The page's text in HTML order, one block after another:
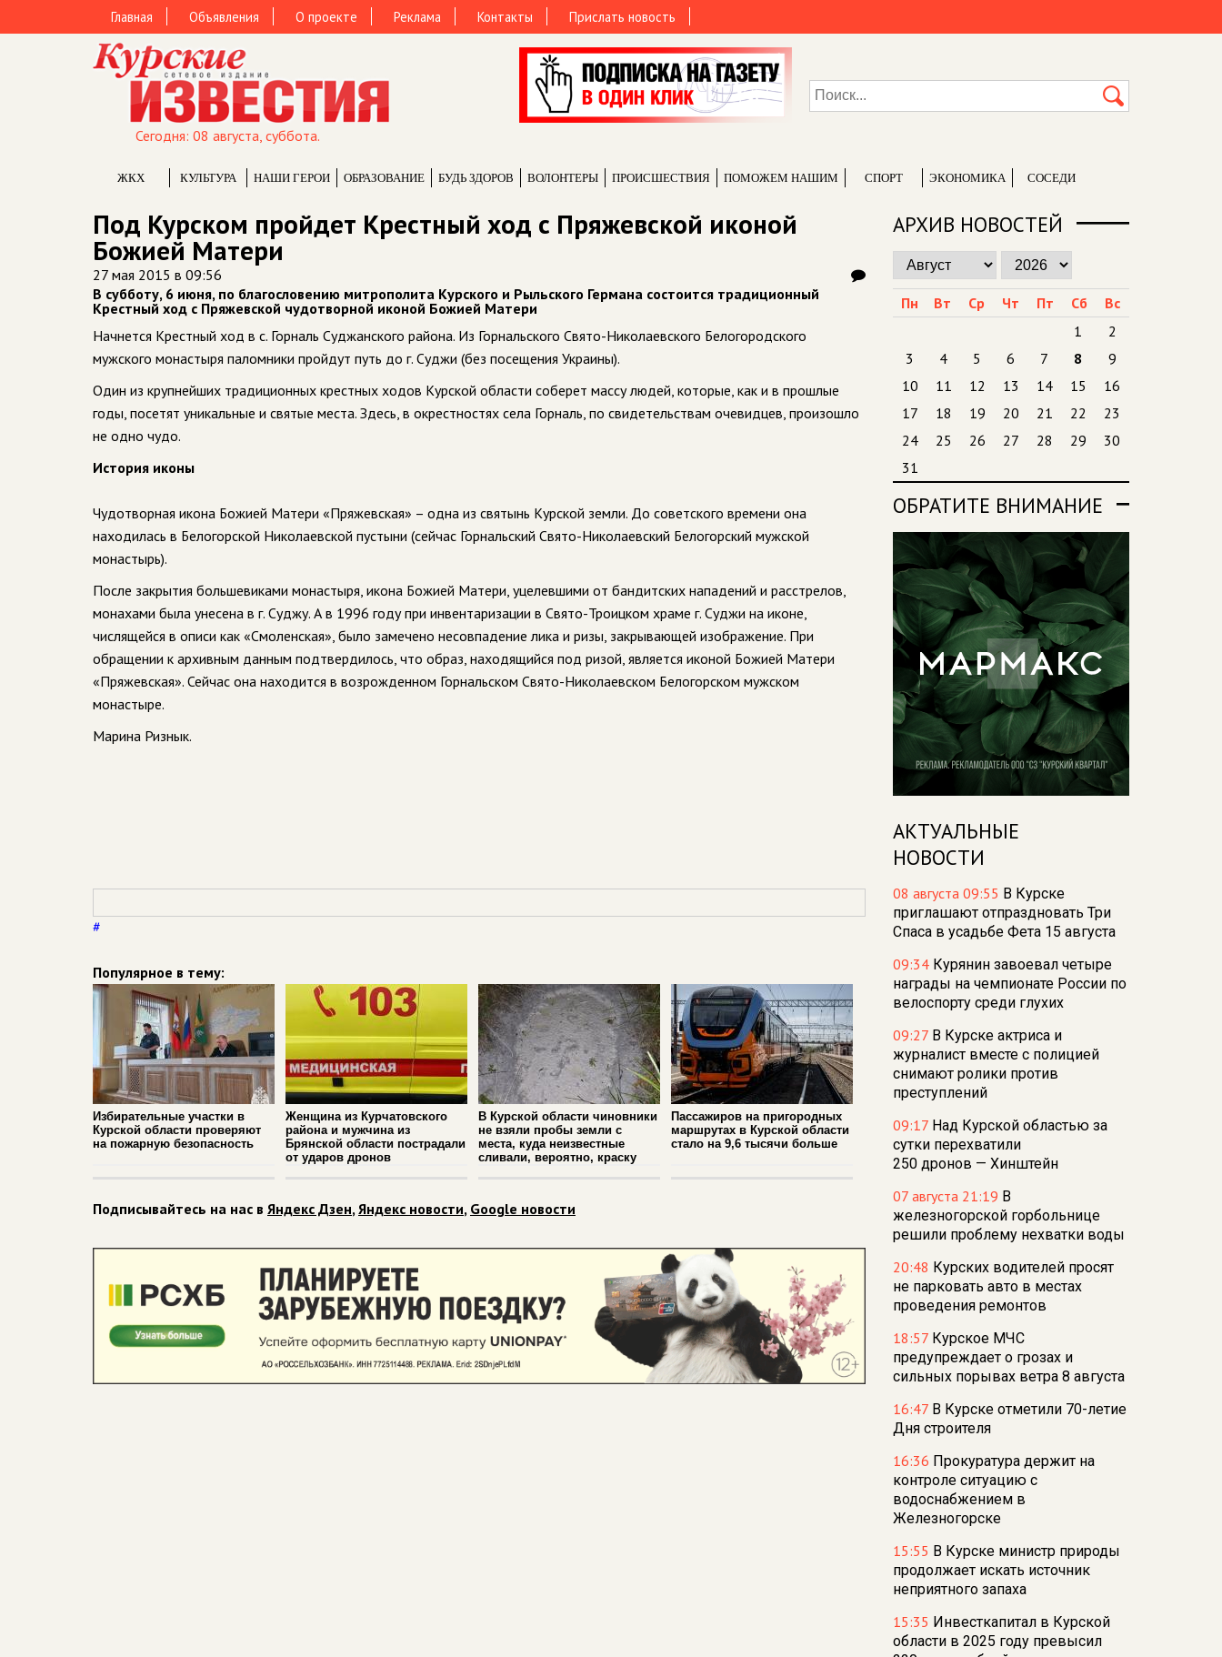
Главная Объявления О проекте Реклама Контакты Прислать новость
Сегодня: 08 августа, суббота.
ЖКХ КУЛЬТУРА НАШИ ГЕРОИ ОБРАЗОВАНИЕ БУДЬ ЗДОРОВ ВОЛОНТЕРЫ ПРОИCШЕСТВИЯ ПОМОЖЕМ НАШИМ СПОРТ ЭКОНОМИКА СОСЕДИ
Под Курском пройдет Крестный ход с Пряжевской иконой
Божией Матери
27 мая 2015 в 09:56
В субботу, 6 июня, по благословению митрополита Курского и Рыльского Германа состоится традиционный
Крестный ход с Пряжевской чудотворной иконой Божией Матери
Начнется Крестный ход в с. Горналь Суджанского района. Из Горнальского Свято-Николаевского Белогородского
мужского монастыря паломники пройдут путь до г. Суджи (без посещения Украины).
Один из крупнейших традиционных крестных ходов Курской области соберет массу людей, которые, как и в прошлые
годы, посетят уникальные и святые места. Здесь, в окрестностях села Горналь, по свидетельствам очевидцев, произошло
не одно чудо.
История иконы
Чудотворная икона Божией Матери «Пряжевская» – одна из святынь Курской земли. До советского времени она
находилась в Белогорской Николаевской пустыни (сейчас Горнальский Свято-Николаевский Белогорский мужской
монастырь).
После закрытия большевиками монастыря, икона Божией Матери, уцелевшими от бандитских нападений и расстрелов,
монахами была унесена в г. Суджу. А в 1996 году при инвентаризации в Свято-Троицком храме г. Суджи на иконе,
числящейся в описи как «Смоленская», было замечено несовпадение лика и ризы, закрывающей изображение. При
обращении к архивным данным подтвердилось, что образ, находящийся под ризой, является иконой Божией Матери
«Пряжевская». Сейчас она находится в возрожденном Горнальском Свято-Николаевском Белогорском мужском
монастыре.
Марина Ризнык.
#
Популярное в тему:
Избирательные участки в
Курской области проверяют
на пожарную безопасность
Женщина из Курчатовского
района и мужчина из
Брянской области пострадали
от ударов дронов
В Курской области чиновники
не взяли пробы земли с
места, куда неизвестные
сливали, вероятно, краску
Пассажиров на пригородных
маршрутах в Курской области
стало на 9,6 тысячи больше
Подписывайтесь на нас в Яндекс Дзен,Яндекс новости, Google новости
АРХИВ НОВОСТЕЙ
Пн Вт Ср Чт Пт Сб
Вс
1
2
3
4 5 6 7 8
9
10
11 12 13 14 15
16
17
18 19 20 21 22
23
24
25 26 27 28 29
30
31
ОБРАТИТЕ ВНИМАНИЕ
АКТУАЛЬНЫЕ
НОВОСТИ
08 августа 09:55 В Курске
приглашают отпраздновать Три
Спаса в усадьбе Фета 15 августа
09:34 Курянин завоевал четыре
награды на чемпионате России по
велоспорту среди глухих
09:27 В Курске актриса и
журналист вместе с полицией
снимают ролики против
преступлений
09:17 Над Курской областью за
сутки перехватили
250 дронов — Хинштейн
07 августа 21:19 В
железногорской горбольнице
решили проблему нехватки воды
20:48 Курских водителей просят
не парковать авто в местах
проведения ремонтов
18:57 Курское МЧС
предупреждает о грозах и
сильных порывах ветра 8 августа
16:47 В Курске отметили 70-летие
Дня строителя
16:36 Прокуратура держит на
контроле ситуацию с
водоснабжением в
Железногорске
15:55 В Курске министр природы
продолжает искать источник
неприятного запаха
15:35 Инвесткапитал в Курской
области в 2025 году превысил